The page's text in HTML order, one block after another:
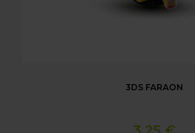
3DS FARAON